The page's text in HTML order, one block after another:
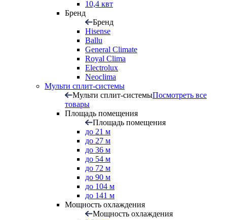
10,4 квт
Бренд
Бренд
Hisense
Ballu
General Climate
Royal Clima
Electrolux
Neoclima
Мульти сплит-системы
Мульти сплит-системыПосмотреть все
товары
Площадь помещения
Площадь помещения
до 21 м
до 27 м
до 36 м
до 54 м
до 72 м
до 90 м
до 104 м
до 141 м
Мощность охлаждения
Мощность охлаждения